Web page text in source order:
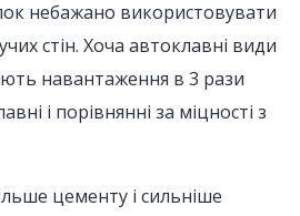
небажано використовувати
стін. Хоча автоклавні види
навантаження в 3 рази
і порівнянні за міцності з
цементу і сильніше